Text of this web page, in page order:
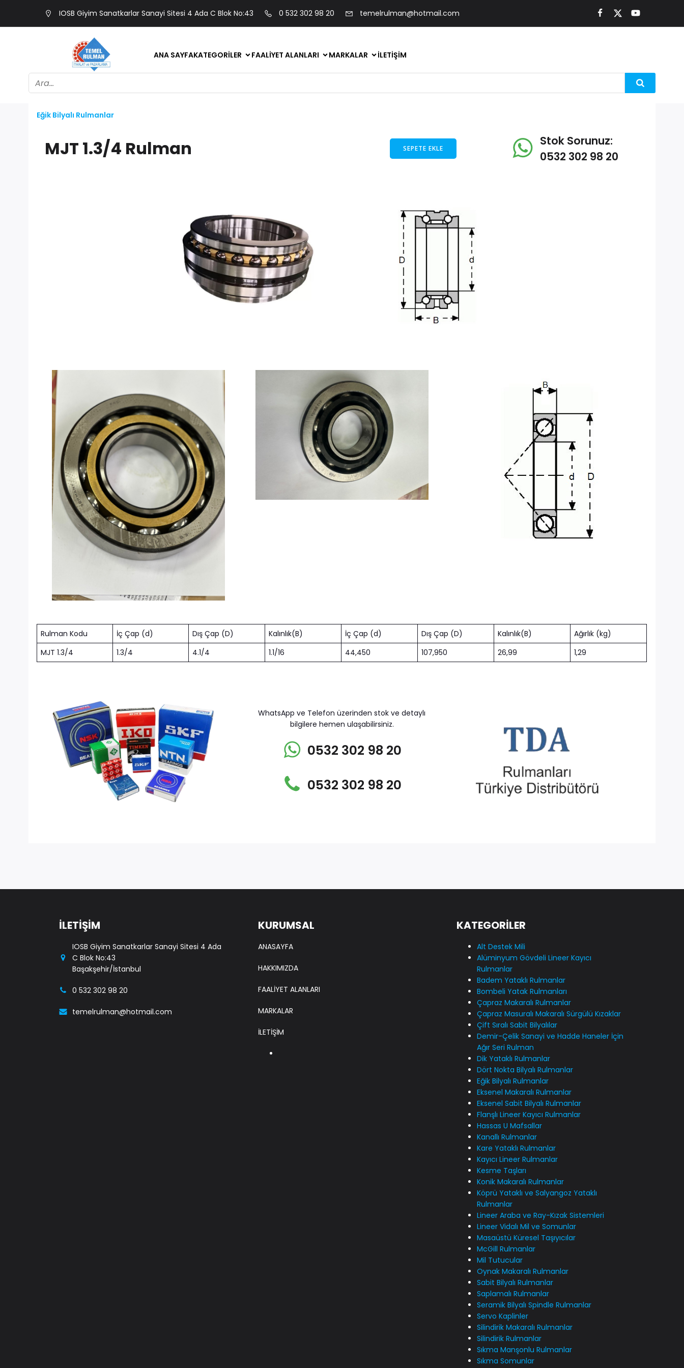
IOSB Giyim Sanatkarlar Sanayi Sitesi 4 Ada C Blok No:43 0 532 302 98 20 temelrulman@hotmail.com
ANA SAYFAKATEGORILER FAALIYET ALANLARI MARKALAR İLETIŞIM
Eğik Bilyalı Rulmanlar
MJT 1.3/4 Rulman SEPETE EKLE
Stok Sorunuz:
0532 302 98 20
Rulman Kodu İç Çap (d) Dış Çap (D) Kalınlık(B) İç Çap (d) Dış Çap (D) Kalınlık(B)
Ağırlık (kg)
MJT 1.3/4
1.3/4 4.1/4 1.1/16 44,450 107,950 26,99 1,29
WhatsApp ve Telefon üzerinden stok ve detaylı
bilgilere hemen ulaşabilirsiniz.
0532 302 98 20
0532 302 98 20
İLETİŞİM
IOSB Giyim Sanatkarlar Sanayi Sitesi 4 Ada
C Blok No:43
Başakşehir/İstanbul
0 532 302 98 20
temelrulman@hotmail.com
KURUMSAL
ANASAYFA
HAKKIMIZDA
FAALİYET ALANLARI
MARKALAR
İLETİŞİM
KATEGORİLER
Alt Destek Mili
Alüminyum Gövdeli Lineer Kayıcı
Rulmanlar
Badem Yataklı Rulmanlar
Bombeli Yatak Rulmanları
Çapraz Makaralı Rulmanlar
Çapraz Masuralı Makaralı Sürgülü Kızaklar
Çift Sıralı Sabit Bilyalılar
Demir-Çelik Sanayi ve Hadde Haneler İçin
Ağır Seri Rulman
Dik Yataklı Rulmanlar
Dört Nokta Bilyalı Rulmanlar
Eğik Bilyalı Rulmanlar
Eksenel Makaralı Rulmanlar
Eksenel Sabit Bilyalı Rulmanlar
Flanşlı Lineer Kayıcı Rulmanlar
Hassas U Mafsallar
Kanallı Rulmanlar
Kare Yataklı Rulmanlar
Kayıcı Lineer Rulmanlar
Kesme Taşları
Konik Makaralı Rulmanlar
Köprü Yataklı ve Salyangoz Yataklı
Rulmanlar
Lineer Araba ve Ray-Kızak Sistemleri
Lineer Vidalı Mil ve Somunlar
Masaüstü Küresel Taşıyıcılar
McGill Rulmanlar
Mil Tutucular
Oynak Makaralı Rulmanlar
Sabit Bilyalı Rulmanlar
Saplamalı Rulmanlar
Seramik Bilyalı Spindle Rulmanlar
Servo Kaplinler
Silindirik Makaralı Rulmanlar
Silindirik Rulmanlar
Sıkma Manşonlu Rulmanlar
Sıkma Somunlar